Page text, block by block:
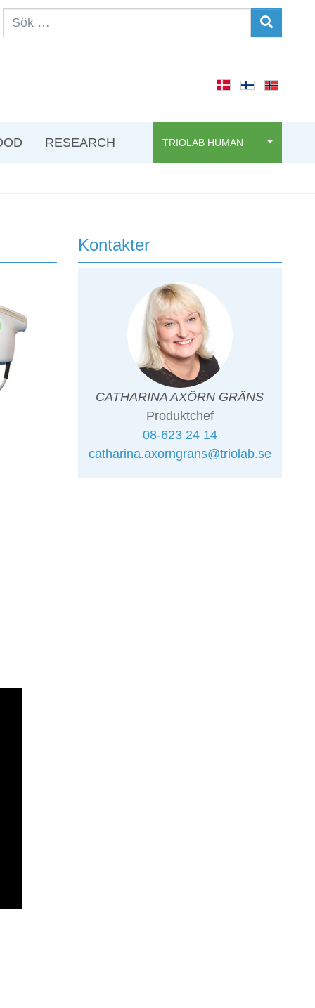
RESEARCH TRIOLAB HUMAN
Kontakter
CATHARINA AXÖRN GRÄNS
Produktchef
08-623 24 14
catharina.axorngrans@triolab.se